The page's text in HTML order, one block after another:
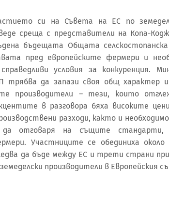
си на Съвета на ЕС по
среща с представители на Копа-
бъдещата Общата
пред европейските фермери и
условия за конкуренция.
трябва да запази своя общ характер
производители – тези, които
в разговора бяха високите
разходи, както и
отговаря на същите стандарти,
Участниците се обединиха около
да бъде между ЕС и трети страни
производители в Европейския